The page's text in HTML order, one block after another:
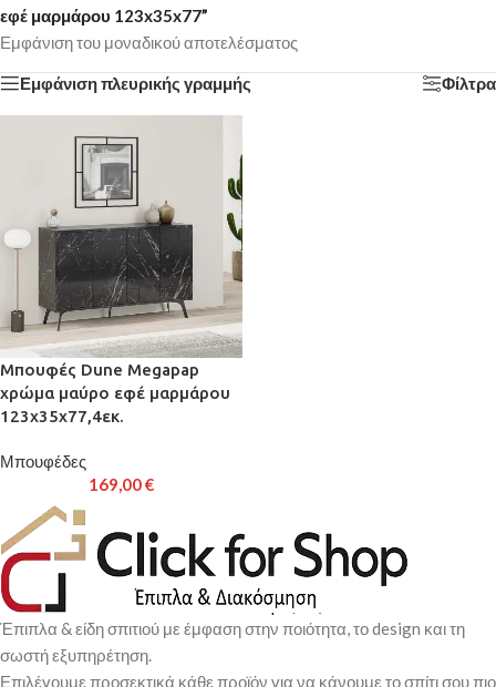
εφέ μαρμάρου 123x35x77”
Εμφάνιση του μοναδικού αποτελέσματος
Εμφάνιση πλευρικής γραμμής Φίλτρα
Μπουφές Dune Megapap
χρώμα μαύρο εφέ μαρμάρου
123x35x77,4εκ.
Μπουφέδες
169,00€
Έπιπλα & είδη σπιτιού με έμφαση στην ποιότητα, το design και τη
σωστή εξυπηρέτηση.
Επιλέγουμε προσεκτικά κάθε προϊόν για να κάνουμε το σπίτι σου πιο